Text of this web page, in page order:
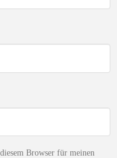
Browser für meinen